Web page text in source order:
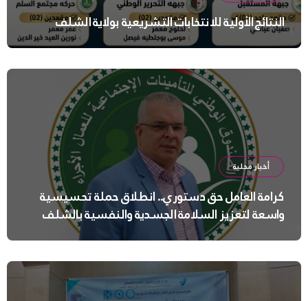
النتائج الأولية للانتخابات التشريعية بولاية الشلف
أخبار محلية
كرامة العامل حق دستوري.. انطلاق حملة تحسيسية
واسعة لتعزيز السلامة الجسدية والنفسية بالشلف